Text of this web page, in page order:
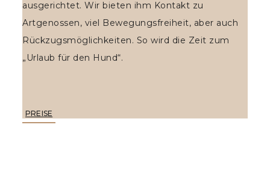
ausgerichtet. Wir bieten ihm Kontakt zu
Artgenossen, viel Bewegungsfreiheit, aber auch
Rückzugsmöglichkeiten. So wird die Zeit zum
„Urlaub für den Hund“.
PREISE